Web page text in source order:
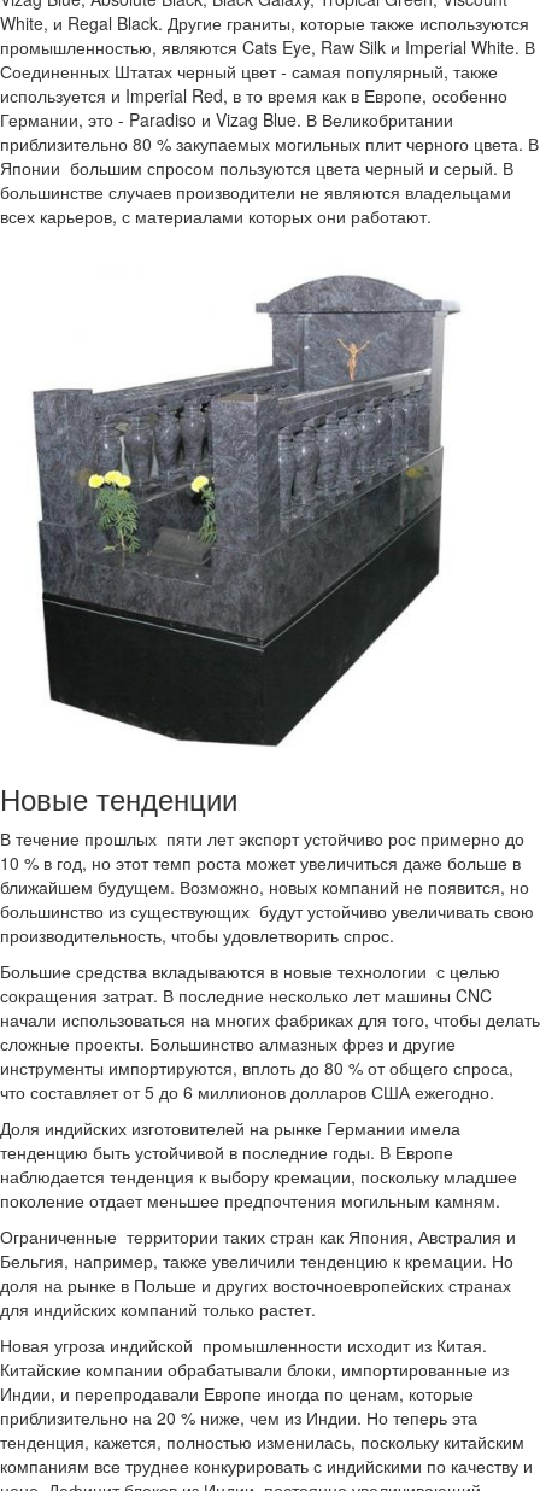
White, и Regal Black. Другие граниты, которые также используются
промышленностью, являются Cats Eye, Raw Silk и Imperial White. В
Соединенных Штатах черный цвет - самая популярный, также
используется и Imperial Red, в то время как в Европе, особенно
Германии, это - Paradiso и Vizag Blue. В Великобритании
приблизительно 80 % закупаемых могильных плит черного цвета. В
Японии большим спросом пользуются цвета черный и серый. В
большинстве случаев производители не являются владельцами
всех карьеров, с материалами которых они работают.
Новые тенденции
В течение прошлых пяти лет экспорт устойчиво рос примерно до
10 % в год, но этот темп роста может увеличиться даже больше в
ближайшем будущем. Возможно, новых компаний не появится, но
большинство из существующих будут устойчиво увеличивать свою
производительность, чтобы удовлетворить спрос.
Большие средства вкладываются в новые технологии с целью
сокращения затрат. В последние несколько лет машины CNC
начали использоваться на многих фабриках для того, чтобы делать
сложные проекты. Большинство алмазных фрез и другие
инструменты импортируются, вплоть до 80 % от общего спроса,
что составляет от 5 до 6 миллионов долларов США ежегодно.
Доля индийских изготовителей на рынке Германии имела
тенденцию быть устойчивой в последние годы. В Европе
наблюдается тенденция к выбору кремации, поскольку младшее
поколение отдает меньшее предпочтения могильным камням.
Ограниченные территории таких стран как Япония, Австралия и
Бельгия, например, также увеличили тенденцию к кремации. Но
доля на рынке в Польше и других восточноевропейских странах
для индийских компаний только растет.
Новая угроза индийской промышленности исходит из Китая.
Китайские компании обрабатывали блоки, импортированные из
Индии, и перепродавали Европе иногда по ценам, которые
приблизительно на 20 % ниже, чем из Индии. Но теперь эта
тенденция, кажется, полностью изменилась, поскольку китайским
компаниям все труднее конкурировать с индийскими по качеству и